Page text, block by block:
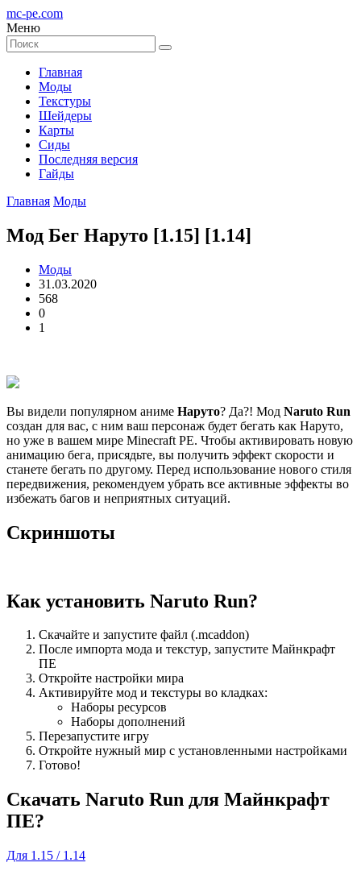
mc-pe.com
Меню
Главная
Моды
Текстуры
Шейдеры
Карты
Сиды
Последняя версия
Гайды
Главная Моды
Мод Бег Наруто [1.15] [1.14]
Моды
31.03.2020
568
0
1
Вы видели популярном аниме Наруто? Да?! Мод Naruto Run
создан для вас, с ним ваш персонаж будет бегать как Наруто,
но уже в вашем мире Minecraft PE. Чтобы активировать новую
анимацию бега, присядьте, вы получить эффект скорости и
станете бегать по другому. Перед использование нового стиля
передвижения, рекомендуем убрать все активные эффекты во
избежать багов и неприятных ситуаций.
Скриншоты
Как установить Naruto Run?
Скачайте и запустите файл (.mcaddon)
После импорта мода и текстур, запустите Майнкрафт
ПЕ
Откройте настройки мира
Активируйте мод и текстуры во кладках:
Наборы ресурсов
Наборы дополнений
Перезапустите игру
Откройте нужный мир с установленными настройками
Готово!
Cкачать Naruto Run для Майнкрафт
ПЕ?
Для 1.15 / 1.14